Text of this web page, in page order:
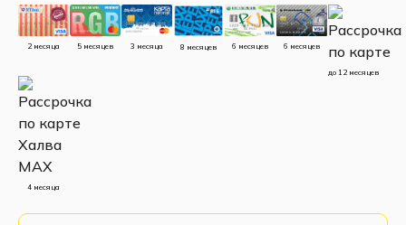
2 месяца 5 месяцев 3 месяца 8 месяцев 6 месяцев 6 месяцев
до 12 месяцев
4 месяца